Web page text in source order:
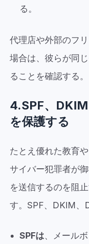
る。
代理店や外部のフ
場合は、彼らが同
ることを確認する。
4.SPF、
を保護する
たとえ優れた教育
サイバー犯罪者が
を送信するのを阻
す。SPF、DKIM、
SPFは、メール